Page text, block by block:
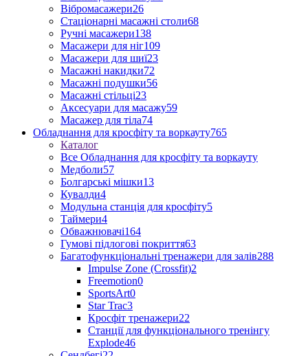
Вібромасажери26
Стаціонарні масажні столи68
Ручні масажери138
Масажери для ніг109
Масажери для шиї23
Масажні накидки72
Масажні подушки56
Масажні стільці23
Аксесуари для масажу59
Масажер для тіла74
Обладнання для кросфіту та воркауту765
Каталог
Все Обладнання для кросфіту та воркауту
Медболи57
Болгарські мішки13
Кувалди4
Модульна станція для кросфіту5
Таймери4
Обважнювачі164
Гумові підлогові покриття63
Багатофункціональні тренажери для залів288
Impulse Zone (Crossfit)2
Freemotion0
SportsArt0
Star Trac3
Кросфіт тренажери22
Станції для функціонального тренінгу
Explode46